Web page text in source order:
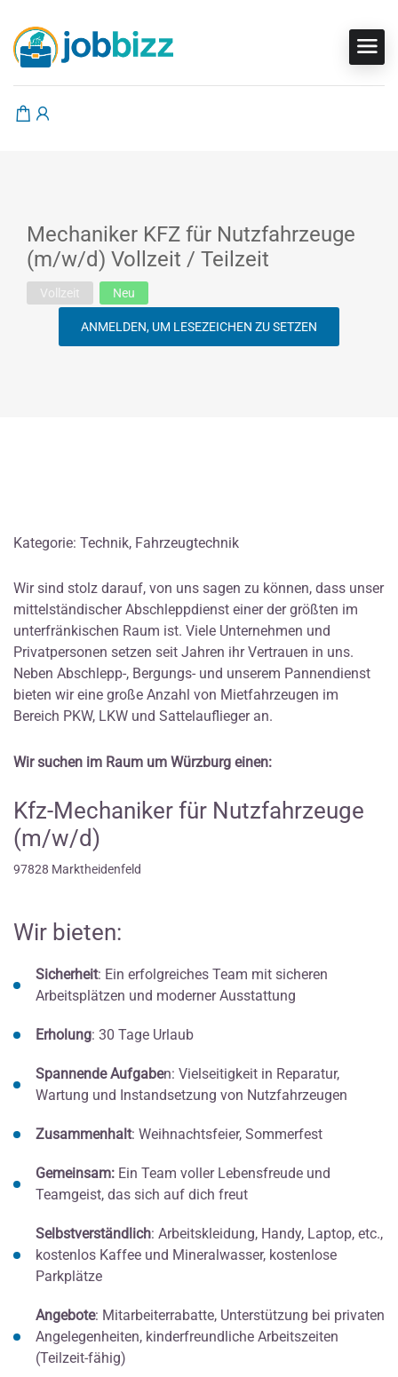
Mechaniker KFZ für Nutzfahrzeuge
(m/w/d) Vollzeit / Teilzeit
Vollzeit Neu
ANMELDEN, UM LESEZEICHEN ZU SETZEN
Kategorie: Technik, Fahrzeugtechnik
Wir sind stolz darauf, von uns sagen zu können, dass unser
mittelständischer Abschleppdienst einer der größten im
unterfränkischen Raum ist. Viele Unternehmen und
Privatpersonen setzen seit Jahren ihr Vertrauen in uns.
Neben Abschlepp-, Bergungs- und unserem Pannendienst
bieten wir eine große Anzahl von Mietfahrzeugen im
Bereich PKW, LKW und Sattelauflieger an.
Wir suchen im Raum um Würzburg einen:
Kfz-Mechaniker für Nutzfahrzeuge
(m/w/d)
97828 Marktheidenfeld
Wir bieten:
Sicherheit: Ein erfolgreiches Team mit sicheren
Arbeitsplätzen und moderner Ausstattung
Erholung: 30 Tage Urlaub
Spannende Aufgaben: Vielseitigkeit in Reparatur,
Wartung und Instandsetzung von Nutzfahrzeugen
Zusammenhalt: Weihnachtsfeier, Sommerfest
Gemeinsam: Ein Team voller Lebensfreude und
Teamgeist, das sich auf dich freut
Selbstverständlich: Arbeitskleidung, Handy, Laptop, etc.,
kostenlos Kaffee und Mineralwasser, kostenlose
Parkplätze
Angebote: Mitarbeiterrabatte, Unterstützung bei privaten
Angelegenheiten, kinderfreundliche Arbeitszeiten
(Teilzeit-fähig)